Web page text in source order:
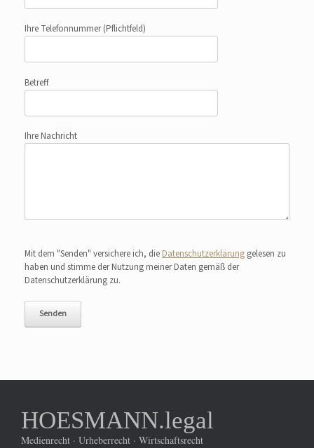
Ihre Telefonnummer(Pflichtfeld)
Betreff
Ihre Nachricht
Bitte lasse dieses Feld leer.
Mit dem "Senden" versichere ich, die Datenschutzerklärung gelesen zu
haben und stimme der Nutzung meiner Daten gemäß der
Datenschutzerklärung zu.
HOESMANN.legal
Medienrecht · Urheberrecht · Wirtschaftsrecht